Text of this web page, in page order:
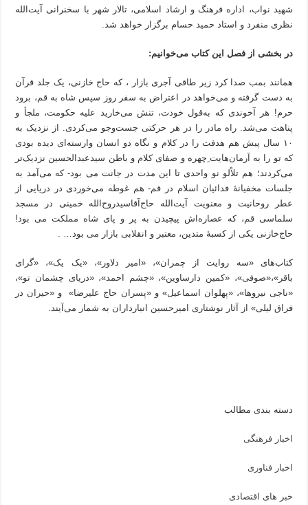
شهید نواب، اداره فرهنگ و ارشاد اسلامی، تالار شهر با سخنرانی آیت‌الله
نظری منفرد و استاد حمید حسام برگزار خواهد شد.
در بخشی از فصل این کتاب می‌خوانیم:
همانند بمب صدا کرد زیر طاقی آجری بازار ، که حاج خازنی، یک جلد قرآن
به دست گرفته و می‌خواهد در اعتراض به سفر روز سپس شاه به قم، برود
حرم! هر آخوندی که به‌قول خودت، تنش می‌خارید علیه حکومت، ملجأ و
پناهت می‌شد. راه مادر را در هر حرکتی جست‌وجو می‌کردی. از نزدیک به
۱۰ سال پیش هم هدفت را در کلام و نگاه دو انسان وارسته‌ای دیده بودی
که تو را به آرمان‌هایت ِچهره و صفای کلام و باطن سیدعبدالحسین نزدیک‌تر
می‌کردند؛ هم تلاْلو نو واحدی تا این مدت در جانت می بود- که می‌آمد به
جلسات مخفیانۀ فدائیان اسلام در قم- هم غوطه می‌خوردی در دریایی از
عطر روحانیت و معنویت آیت‌الله حاج‌آقاسیدروح‌الله خمینی در مسجد
سلماسی قم، که عصاره‌اش پیچیدن به پر و پای شاه مملکت می بود!
حاج‌خازنی یکی از کسبۀ متدین، معتبر و انقلابی بازار می بود… .
کتاب‌های «سه روایت از چمران»، «امیر دلاور»، «یک یک»، «گرای
باقر»،«صوفی»، «کمین دارساوین»، «چشم احمد»، «دریای چشمان تو»،
«ناجی نیروها»، «پهلوان اسماعیل» و «پسران حاج علیرضا» و «حیران در
فراق لیلی» از آثار نوشتاری امیرحسین انبارداران به شمار می‌آیند.
دسته بندی مطالب
اخبار فرهنگی
اخبار فناوری
خبر های اقتصادی